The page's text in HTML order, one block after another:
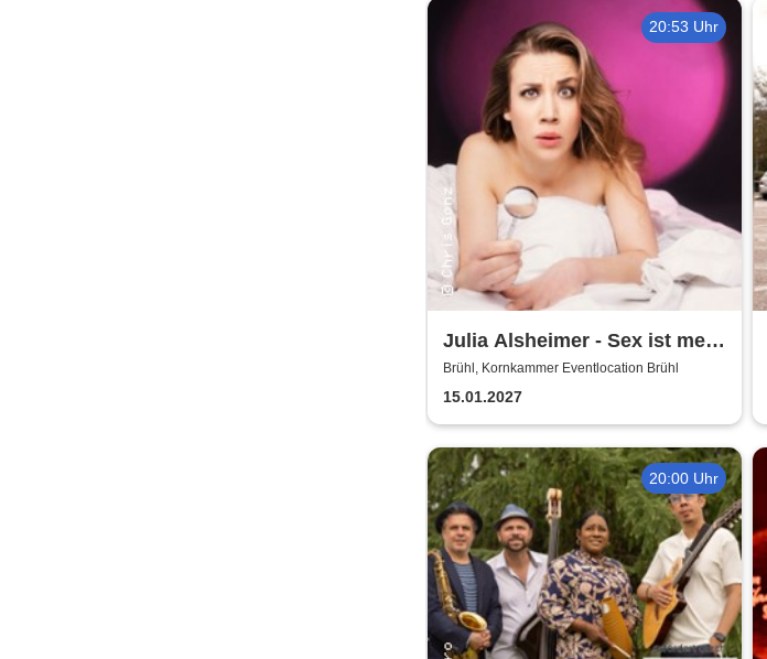
20:53 Uhr
Julia Alsheimer - Sex ist mehr
als nur 'ne Nummer
Brühl, Kornkammer Eventlocation Brühl
15.01.2027
20:00 Uhr